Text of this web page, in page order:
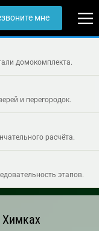
мне
домокомплекта.
и перегородок.
расчёта.
этапов.